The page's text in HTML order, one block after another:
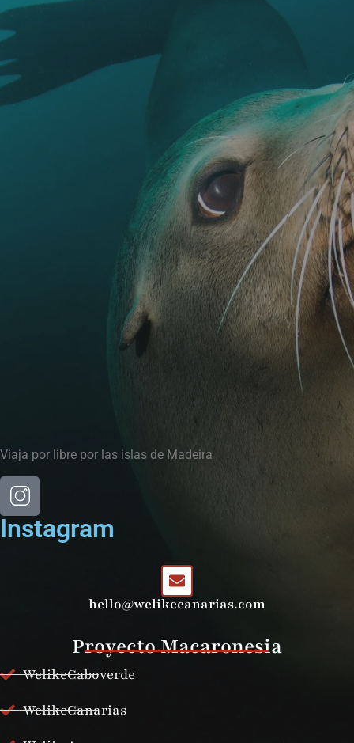
Viaja por libre por las islas de Madeira
Instagram
hello@welikecanarias.com
Proyecto Macaronesia
WelikeCaboverde
WelikeCanarias